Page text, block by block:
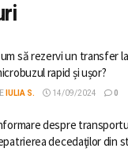
să rezervi un transfer
rapid și ușor?
IULIA S. 14/09/2024 0
despre
decedaţilor din